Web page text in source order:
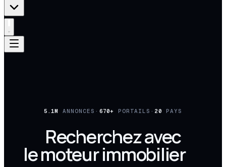
5.1M ANNONCES · 670+ PORTAILS · 20 PAYS
Recherchez avec
le moteur immobilier